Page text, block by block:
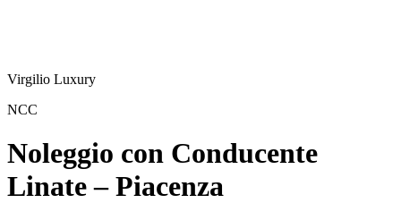
Virgilio Luxury
NCC
Noleggio con Conducente
Linate – Piacenza